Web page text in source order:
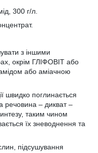
300 г/л.
з іншими
окрім ГЛІФОВІТ або
або аміачною
швидко поглинається
речовина – дикват –
таким чином
їх зневоднення та
підсушування